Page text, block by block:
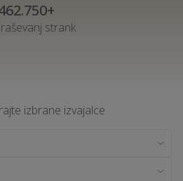
strank
izbrane izvajalce